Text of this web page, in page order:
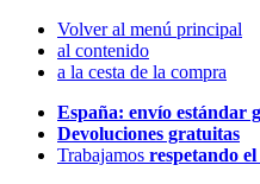
Volver al menú principal
al contenido
a la cesta de la compra
España: envío estándar
Devoluciones gratuitas
Trabajamos respetando